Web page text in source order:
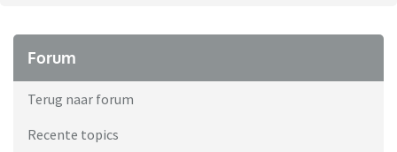
Forum
Terug naar forum
Recente topics